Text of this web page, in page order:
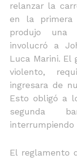
relanzar la
en la primera
produjo una
involucró a
Luca Marini. El
violento,
ingresara de
Esto obligó a
segunda
El reglamento